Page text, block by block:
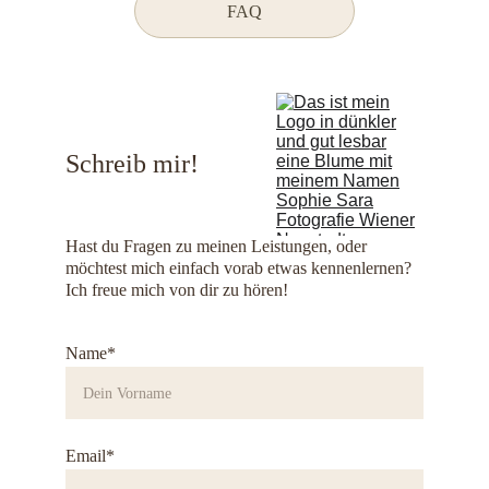
FAQ
Name*
Email*
Schreib mir!
Hast du Fragen zu meinen Leistungen, oder
möchtest mich einfach vorab etwas kennenlernen?
Ich freue mich von dir zu hören!